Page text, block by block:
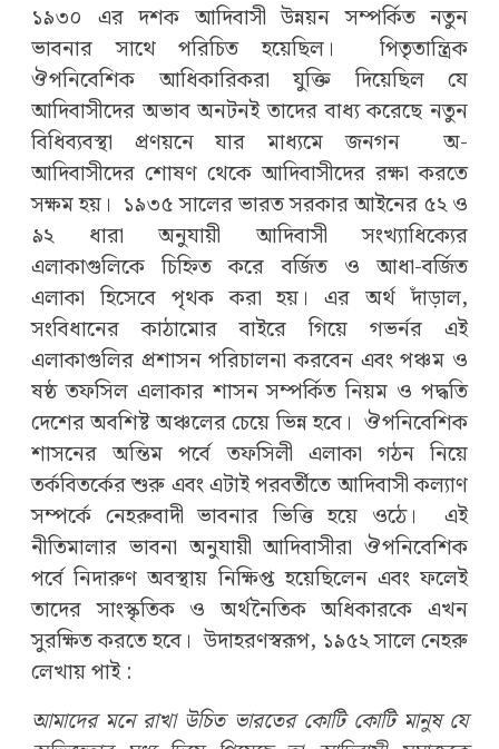
১৯৩০ এর দশক আদিবাসী উন্নয়ন সম্পর্কিত নতুন
ভাবনার সাথে পরিচিত হয়েছিল। পিতৃতান্ত্রিক
ঔপনিবেশিক আধিকারিকরা যুক্তি দিয়েছিল যে
আদিবাসীদের অভাব অনটনই তাদের বাধ্য করেছে নতুন
বিধিব্যবস্থা প্রণয়নে যার মাধ্যমে জনগন অ-
আদিবাসীদের শোষণ থেকে আদিবাসীদের রক্ষা করতে
সক্ষম হয়। ১৯৩৫ সালের ভারত সরকার আইনের ৫২ ও
৯২ ধারা অনুযায়ী আদিবাসী সংখ্যাধিক্যের
এলাকাগুলিকে চিহ্নিত করে বর্জিত ও আধা-বর্জিত
এলাকা হিসেবে পৃথক করা হয়। এর অর্থ দাঁড়াল,
সংবিধানের কাঠামোর বাইরে গিয়ে গভর্নর এই
এলাকাগুলির প্রশাসন পরিচালনা করবেন এবং পঞ্চম ও
ষষ্ঠ তফসিল এলাকার শাসন সম্পর্কিত নিয়ম ও পদ্ধতি
দেশের অবশিষ্ট অঞ্চলের চেয়ে ভিন্ন হবে। ঔপনিবেশিক
শাসনের অন্তিম পর্বে তফসিলী এলাকা গঠন নিয়ে
তর্কবিতর্কের শুরু এবং এটাই পরবর্তীতে আদিবাসী কল্যাণ
সম্পর্কে নেহরুবাদী ভাবনার ভিত্তি হয়ে ওঠে। এই
নীতিমালার ভাবনা অনুযায়ী আদিবাসীরা ঔপনিবেশিক
পর্বে নিদারুণ অবস্থায় নিক্ষিপ্ত হয়েছিলেন এবং ফলেই
তাদের সাংস্কৃতিক ও অর্থনৈতিক অধিকারকে এখন
সুরক্ষিত করতে হবে। উদাহরণস্বরূপ, ১৯৫২ সালে নেহরু
লেখায় পাই :
আমাদের মনে রাখা উচিত ভারতের কোটি কোটি মানুষ যে